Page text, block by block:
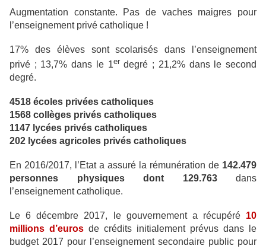
Augmentation constante. Pas de vaches maigres pour
l’enseignement privé catholique !
17% des élèves sont scolarisés dans l’enseignement
privé ; 13,7% dans le 1er degré ; 21,2% dans le second
degré.
4518 écoles privées catholiques
1568 collèges privés catholiques
1147 lycées privés catholiques
202 lycées agricoles privés catholiques
En 2016/2017, l’Etat a assuré la rémunération de 142.479
personnes physiques dont 129.763dans
l’enseignement catholique.
Le 6 décembre 2017, le gouvernement a récupéré 10
millions d’euros de crédits initialement prévus dans le
budget 2017 pour l’enseignement secondaire public pour